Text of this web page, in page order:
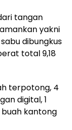
tangan
yakni
dibungkus
total 9,18
terpotong, 4
digital, 1
buah kantong